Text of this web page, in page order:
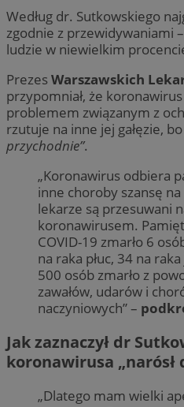
Według dr. Sutkowskiego
zgodnie z przewidywaniami
ludzie w niewielkim
PrezesWarszawskich
przypomniał, że
problemem związanym z
rzutuje na inne jej gałęzie, bo
przychodnie”.
„Koronawirus odbiera
inne choroby szansę
lekarze są przesuwani
koronawirusem.
COVID-19 zmarło 6
na raka płuc, 34 na
500 osób zmarło z
zawałów, udarów i
naczyniowych” –
Jak zaznaczył dr
koronawirusa „narósł
„Dlatego mam wielki